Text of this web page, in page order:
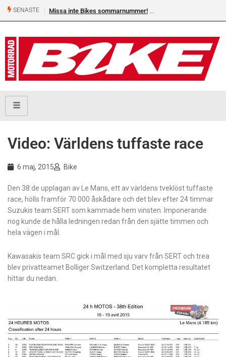
SENASTE Missa inte Bikes sommarnummer!
Video: Världens tuffaste race
6 maj, 2015 Bike
Den 38:de upplagan av Le Mans, ett av världens tveklöst tuffaste
race, hölls framför 70 000 åskådare och det blev efter 24 timmar
Suzukis team SERT som kammade hem vinsten. Imponerande
nog kunde de hålla ledningen redan från den sjätte timmen och
hela vägen i mål.
Kawasakis team SRC gick i mål med sju varv från SERT och trea
blev privatteamet Bolliger Switzerland. Det kompletta resultatet
hittar du nedan.